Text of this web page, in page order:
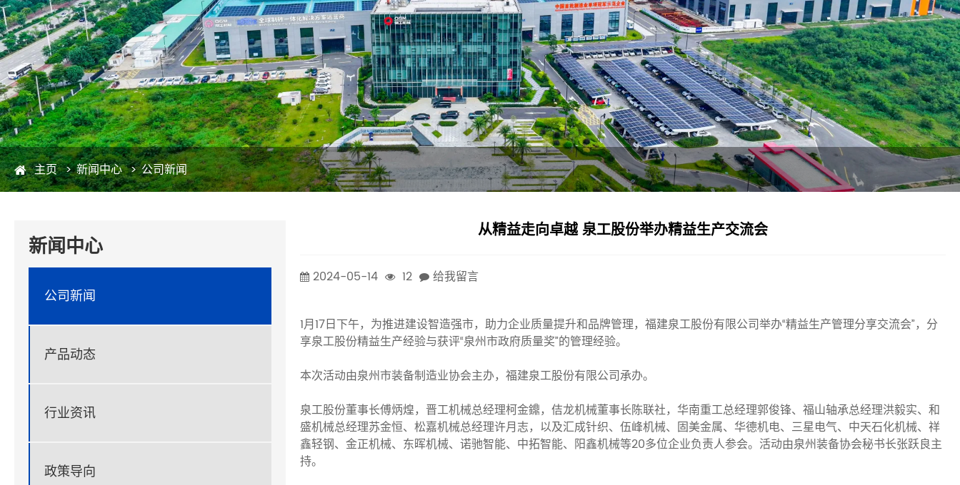
主页 新闻中心 公司新闻
新闻中心
公司新闻
产品动态
行业资讯
政策导向
从精益走向卓越 泉工股份举办精益生产交流会
2024-05-14 12 给我留言
1月17日下午，为推进建设智造强市，助力企业质量提升和品牌管理，福建泉工股份有限公司举办“精益生产管理分享交流会”，分
享泉工股份精益生产经验与获评“泉州市政府质量奖”的管理经验。
本次活动由泉州市装备制造业协会主办，福建泉工股份有限公司承办。
泉工股份董事长傅炳煌，晋工机械总经理柯金鐤，佶龙机械董事长陈联社，华南重工总经理郭俊锋、福山轴承总经理洪毅实、和
盛机械总经理苏金恒、松嘉机械总经理许月志，以及汇成针织、伍峰机械、固美金属、华德机电、三星电气、中天石化机械、祥
鑫轻钢、金正机械、东晖机械、诺驰智能、中拓智能、阳鑫机械等20多位企业负责人参会。活动由泉州装备协会秘书长张跃良主
持。